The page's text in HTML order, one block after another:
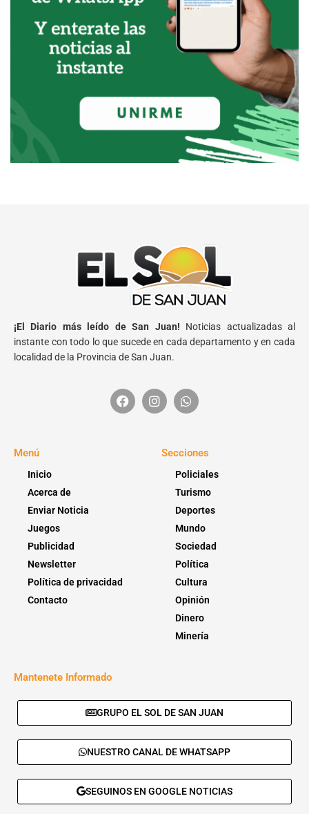
¡El Diario más leído de San Juan! Noticias actualizadas al
instante con todo lo que sucede en cada departamento y en cada
localidad de la Provincia de San Juan.
Menú
Inicio
Acerca de
Enviar Noticia
Juegos
Publicidad
Newsletter
Política de privacidad
Contacto
Secciones
Policiales
Turismo
Deportes
Mundo
Sociedad
Política
Cultura
Opinión
Dinero
Minería
Mantenete Informado
GRUPO EL SOL DE SAN JUAN
NUESTRO CANAL DE WHATSAPP
SEGUINOS EN GOOGLE NOTICIAS